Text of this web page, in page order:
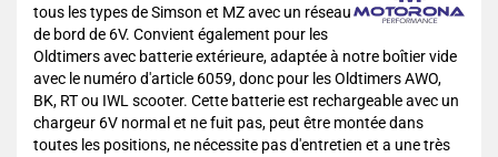
tous les types de Simson et MZ avec un réseau
de bord de 6V. Convient également pour les
Oldtimers avec batterie extérieure, adaptée à notre boîtier vide
avec le numéro d'article 6059, donc pour les Oldtimers AWO,
BK, RT ou IWL scooter. Cette batterie est rechargeable avec un
chargeur 6V normal et ne fuit pas, peut être montée dans
toutes les positions, ne nécessite pas d'entretien et a une très